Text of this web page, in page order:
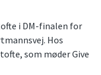
i DM-finalen for
Hos
som møder Give